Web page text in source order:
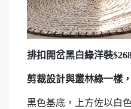
排扣開岔黑白綠洋裝
剪裁設計與叢林綠一樣
黑色基底，上方佐以白